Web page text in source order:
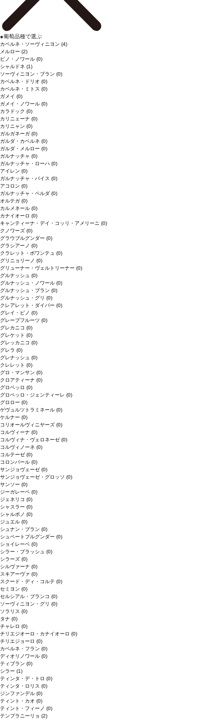
●葡萄品種で選ぶ
カベルネ・ソーヴィニヨン (4)
メルロー (2)
ピノ・ノワール (0)
シャルドネ (1)
ソーヴィニヨン・ブラン (0)
カベルネ・ドリオ (0)
カベルネ・ミトス (0)
ガメイ (0)
ガメイ・ノワール (0)
カラドック (0)
カリニェーナ (0)
カリニャン (0)
ガルガネーガ (0)
ガルダ・カベルネ (0)
ガルダ・メルロー (0)
ガルナッチャ (0)
ガルナッチャ・ローハ (0)
アイレン (0)
ガルナッチャ・パイス (0)
アコロン (0)
ガルナッチャ・ペルダ (0)
オルテガ (0)
カルメネール (0)
カナイオーロ (0)
キャンティーナ・デイ・コッリ・アメリーニ (0)
クノワーズ (0)
グラウブルグンダー (0)
グラシアーノ (0)
クラレット・ボワンテュ (0)
グリニョリーノ (0)
グリューナー・ヴェルトリーナー (0)
グルナッシュ (0)
グルナッシュ・ノワール (0)
グルナッシュ・ブラン (0)
グルナッシュ・グリ (0)
クレアレット・ダイバー (0)
グレイ・ピノ (0)
グレープフルーツ (0)
グレカニコ (0)
グレケット (0)
グレッカニコ (0)
グレラ (0)
グレナッシュ (0)
クレレット (0)
グロ・マンサン (0)
クロアティーナ (0)
グロペッロ (0)
グロペッロ・ジェンティーレ (0)
グロロー (0)
ゲヴュルツトラミネール (0)
ケルナー (0)
コリオールヴィニヤーズ (0)
コルヴィーナ (0)
コルヴィナ・ヴェロネーゼ (0)
コルヴィノーネ (0)
コルテーゼ (0)
コロンバール (0)
サンジョヴェーゼ (0)
サンジョヴェーゼ・グロッソ (0)
サンソー (0)
ジーガレーベ (0)
ジェネリコ (0)
シャスラー (0)
シャルボノ (0)
ジュエル (0)
シュナン・ブラン (0)
シュペートブルグンダー (0)
ショイレーベ (0)
シラー・ブラッシュ (0)
シラーズ (0)
シルヴァーナ (0)
スキアーヴァ (0)
スクード・ディ・コルテ (0)
セミヨン (0)
セルシアル・ブランコ (0)
ソーヴィニヨン・グリ (0)
ソラリス (0)
タナ (0)
チャレロ (0)
チリエジオーロ・カナイオーロ (0)
チリエジョーロ (0)
カベルネ・フラン (0)
ディオリノワール (0)
ティブラン (0)
シラー (1)
ティンタ・デ・トロ (0)
ティンタ・ロリス (0)
ジンファンデル (0)
ティント・カオ (0)
ティント・フィーノ (0)
テンプラニーリョ (2)